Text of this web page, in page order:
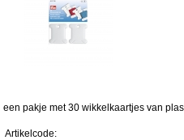
een pakje met 30 wikkelkaartjes van
Artikelcode: